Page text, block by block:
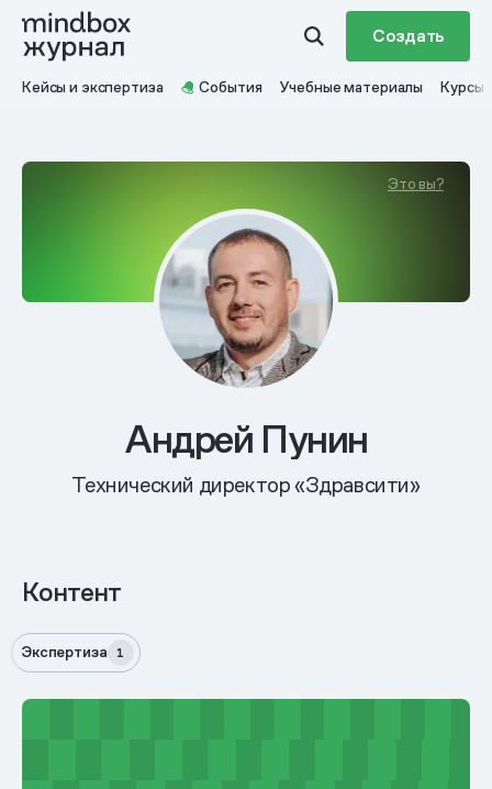
Создать
Кейсы и экспертиза События Учебные материалы Курсы
Это вы?
Андрей Пунин
Технический директор «Здравсити»
Контент
Экспертиза 1